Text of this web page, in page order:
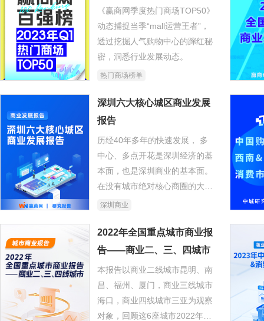
《赢商网季度热门商场TOP50》
动态捕捉当季“mall运营王者”，
透过挖掘人气购物中心的蹿红秘
密，洞悉行业发展动态。
热门商场榜单
深圳六大核心城区商业发展
报告
历经40年多年的快速发展， 多
中心、多点开花是深圳经济的基
本面，也是深圳商业的基本面。
在没有城市绝对核心商圈的大背
景下，我们更多地需要审视各个
展规划。为此，赢商网特别策划
《深圳六大核心城区商业发展报
深圳商业
2022年全国重点城市商业报
告——商业二、三、四城市
本报告以商业二线城市昆明、南
昌、福州、厦门，商业三线城市
海口，商业四线城市三亚为观察
对象，回顾这6座城市2022年在